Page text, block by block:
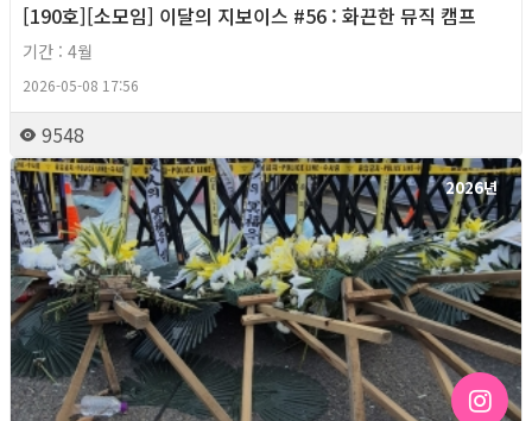
[190호][소모임] 이달의 지보이스 #56 : 화끈한 뮤직 캠프
기간 : 4월
2026-05-08 17:56
9548
2026년